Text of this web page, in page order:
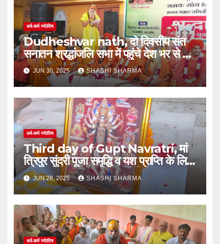
धर्म-कर्म ज्येातिष
Dudheshvar nath, दो दिवसीय संत
सनातन श्रद्धांजलि सभा में पहुंचे देश भर से संत
व भक्त- महंत नारायण गिरी।
JUN 30, 2025 SHASHI SHARMA
धर्म-कर्म ज्येातिष
Third day of Gupt Navratri, मां
त्रिपुर सुंदरी पूजा समृद्धि व यश प्राप्ति के लिए
की जाती हैः श्रीमहंत नारायण गिरि महाराज
JUN 28, 2025 SHASHI SHARMA
धर्म-कर्म ज्येातिष